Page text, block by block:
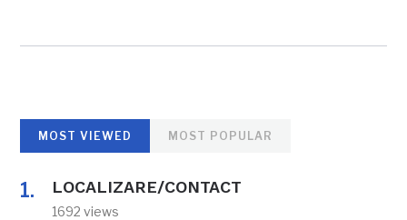
MOST VIEWED MOST POPULAR
LOCALIZARE/CONTACT
1692 views